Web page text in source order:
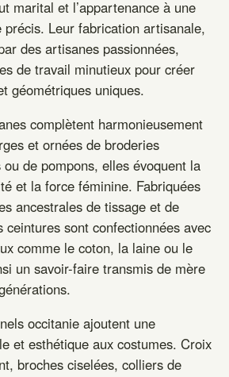
marital et l’appartenance à une
précis. Leur fabrication artisanale,
des artisanes passionnées,
de travail minutieux pour créer
géométriques uniques.
complètent harmonieusement
et ornées de broderies
de pompons, elles évoquent la
et la force féminine. Fabriquées
ancestrales de tissage et de
ceintures sont confectionnées avec
comme le coton, la laine ou le
un savoir-faire transmis de mère
occitanie ajoutent une
et esthétique aux costumes. Croix
broches ciselées, colliers de